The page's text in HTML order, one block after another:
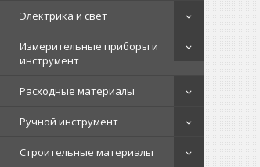
Электрика и свет
Измерительные приборы и
инструмент
Расходные материалы
Ручной инструмент
Строительные материалы